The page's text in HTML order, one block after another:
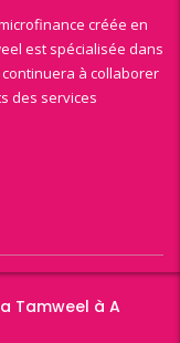
créée en
est spécialisée dans
à collaborer
des services
Tamweel à A